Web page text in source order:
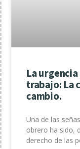
La
trabajo: La
cambio.
Una de las
obrero ha sido,
derecho de las